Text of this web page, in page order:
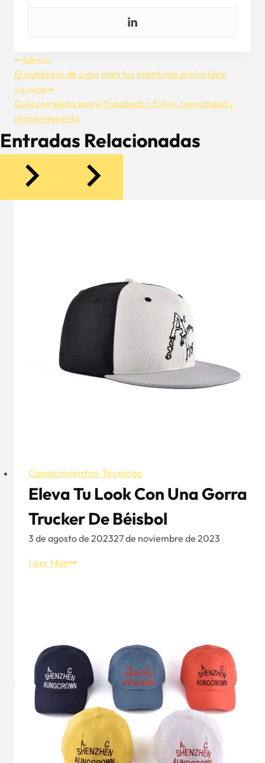
Navegación
De
Entradas
Anterior
El sombrero de cubo para tus aventuras al aire libre
Siguiente
Guía completa sobre Snapbacks: Estilo, comodidad y
mantenimiento
Entradas Relacionadas
Conocimientos Técnicos
Eleva Tu Look Con Una Gorra
Trucker De Béisbol
3 de agosto de 202327 de noviembre de 2023
Leer MásEleva
Trucker
de
béisbol